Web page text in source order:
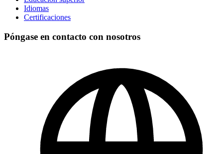
Idiomas
Certificaciones
Póngase en contacto con nosotros